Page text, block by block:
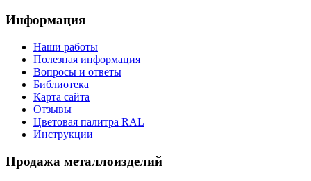
Информация
Наши работы
Полезная информация
Вопросы и ответы
Библиотека
Карта сайта
Отзывы
Цветовая палитра RAL
Инструкции
Продажа металлоизделий